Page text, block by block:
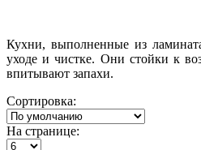
Кухни, выполненные из
уходе и чистке. Они стойки к
впитывают запахи.
Сортировка:
На странице: